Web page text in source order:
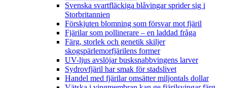
Svenska svartfläckiga blåvingar sprider sig i
Storbritannien
Förskjuten blomning som försvar mot fjäril
Fjärilar som pollinerare – en laddad fråga
Färg, storlek och genetik skiljer
skogspärlemorfjärilens former
UV-ljus avslöjar busksnabbvingens larver
Sydrovfjäril har smak för stadslivet
Handel med fjärilar omsätter miljontals dollar